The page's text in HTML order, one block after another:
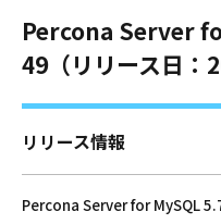
Percona Server
49（リリース日：
リリース情報
Percona Server for MySQL